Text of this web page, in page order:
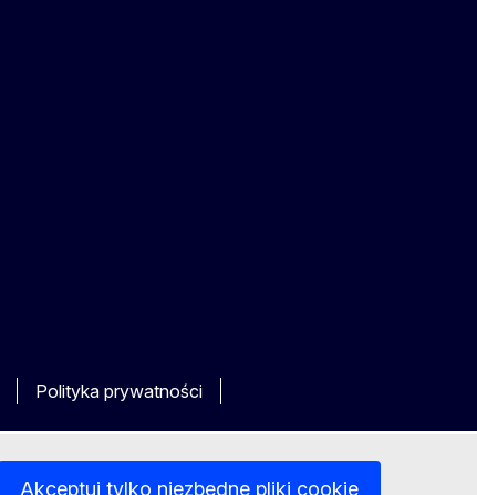
Akceptuj tylko niezbędne pliki cookie
Polityka prywatności